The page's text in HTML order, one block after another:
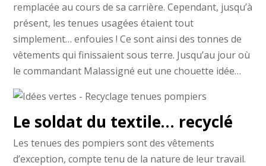
remplacée au cours de sa carrière. Cependant, jusqu’à
présent, les tenues usagées étaient tout
simplement… enfouies ! Ce sont ainsi des tonnes de
vêtements qui finissaient sous terre. Jusqu’au jour où
le commandant Malassigné eut une chouette idée…
Le soldat du textile… recyclé
Les tenues des pompiers sont des vêtements
d’exception, compte tenu de la nature de leur travail.